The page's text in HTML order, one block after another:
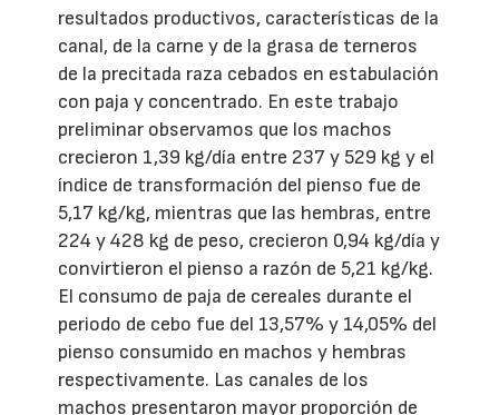
resultados productivos, características de la
canal, de la carne y de la grasa de terneros
de la precitada raza cebados en estabulación
con paja y concentrado. En este trabajo
preliminar observamos que los machos
crecieron 1,39 kg/día entre 237 y 529 kg y el
índice de transformación del pienso fue de
5,17 kg/kg, mientras que las hembras, entre
224 y 428 kg de peso, crecieron 0,94 kg/día y
convirtieron el pienso a razón de 5,21 kg/kg.
El consumo de paja de cereales durante el
periodo de cebo fue del 13,57% y 14,05% del
pienso consumido en machos y hembras
respectivamente. Las canales de los
machos presentaron mayor proporción de